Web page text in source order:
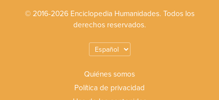
© 2016-2026 Enciclopedia Humanidades. Todos los
derechos reservados.
Quiénes somos
Política de privacidad